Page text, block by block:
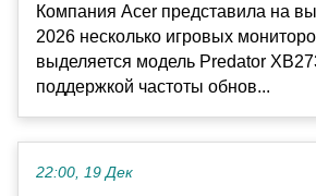
Компания Acer представила на
2026 несколько игровых
выделяется модель Predator
поддержкой частоты обнов...
22:00, 19 Дек